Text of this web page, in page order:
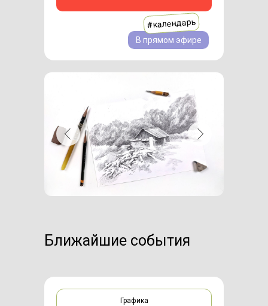
В прямом эфире
#календарь
Ближайшие события
Графика